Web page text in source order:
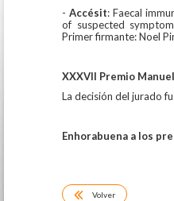
- Accésit: Faecal
of suspected
Primer firmante: Noel
XXXVII Premio
La decisión del jurado
Enhorabuena a los
Volver